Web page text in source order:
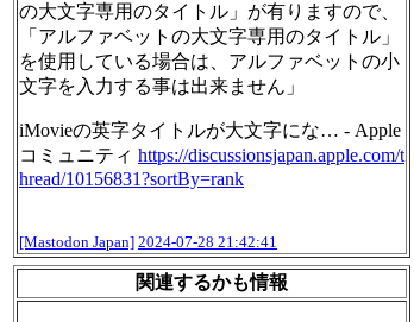
の大文字専用のタイトル」が有りますので、
「アルファベットの大文字専用のタイトル」
を使用している場合は、アルファベットの小
文字を入力する事は出来ません」
iMovieの英字タイトルが大文字にな… - Apple
コミュニティ https://discussionsjapan.apple.com/t
hread/10156831?sortBy=rank
[Mastodon Japan] 2024-07-28 21:42:41
関連するかも情報